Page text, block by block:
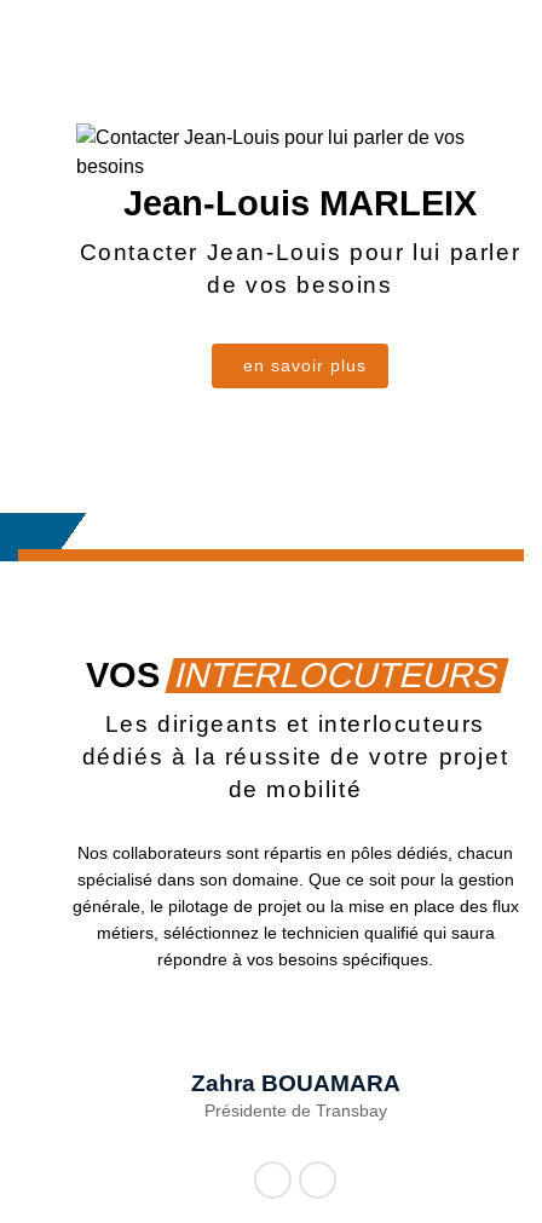
Jean-Louis MARLEIX
Contacter Jean-Louis pour lui parler
de vos besoins
en savoir plus
VOSINTERLOCUTEURS
Les dirigeants et interlocuteurs
dédiés à la réussite de votre projet
de mobilité
Nos collaborateurs sont répartis en pôles dédiés, chacun
spécialisé dans son domaine. Que ce soit pour la gestion
générale, le pilotage de projet ou la mise en place des flux
métiers, séléctionnez le technicien qualifié qui saura
répondre à vos besoins spécifiques.
Zahra BOUAMARA
Présidente de Transbay